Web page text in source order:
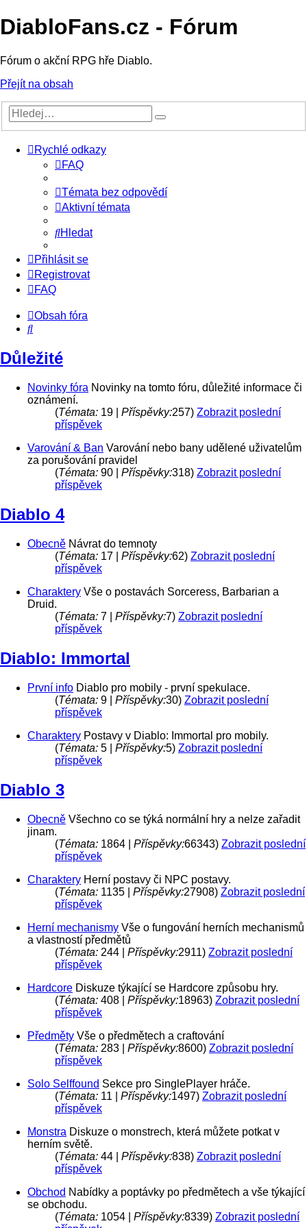
DiabloFans.cz - Fórum
Fórum o akční RPG hře Diablo.
Přejít na obsah
Rychlé odkazy
FAQ
Témata bez odpovědí
Aktivní témata
Hledat
Přihlásit se
Registrovat
FAQ
Obsah fóra
Hledat
Důležité
Novinky fóra Novinky na tomto fóru, důležité informace či
oznámení.
(Témata: 19 | Příspěvky:257) Zobrazit poslední
příspěvek
Varování & Ban Varování nebo bany udělené uživatelům
za porušování pravidel
(Témata: 90 | Příspěvky:318) Zobrazit poslední
příspěvek
Diablo 4
Obecně Návrat do temnoty
(Témata: 17 | Příspěvky:62) Zobrazit poslední
příspěvek
Charaktery Vše o postavách Sorceress, Barbarian a
Druid.
(Témata: 7 | Příspěvky:7) Zobrazit poslední
příspěvek
Diablo: Immortal
První info Diablo pro mobily - první spekulace.
(Témata: 9 | Příspěvky:30) Zobrazit poslední
příspěvek
Charaktery Postavy v Diablo: Immortal pro mobily.
(Témata: 5 | Příspěvky:5) Zobrazit poslední
příspěvek
Diablo 3
Obecně Všechno co se týká normální hry a nelze zařadit
jinam.
(Témata: 1864 | Příspěvky:66343) Zobrazit poslední
příspěvek
Charaktery Herní postavy či NPC postavy.
(Témata: 1135 | Příspěvky:27908) Zobrazit poslední
příspěvek
Herní mechanismy Vše o fungování herních mechanismů
a vlastností předmětů
(Témata: 244 | Příspěvky:2911) Zobrazit poslední
příspěvek
Hardcore Diskuze týkající se Hardcore způsobu hry.
(Témata: 408 | Příspěvky:18963) Zobrazit poslední
příspěvek
Předměty Vše o předmětech a craftování
(Témata: 283 | Příspěvky:8600) Zobrazit poslední
příspěvek
Solo Selffound Sekce pro SinglePlayer hráče.
(Témata: 11 | Příspěvky:1497) Zobrazit poslední
příspěvek
Monstra Diskuze o monstrech, která můžete potkat v
herním světě.
(Témata: 44 | Příspěvky:838) Zobrazit poslední
příspěvek
Obchod Nabídky a poptávky po předmětech a vše týkající
se obchodu.
(Témata: 1054 | Příspěvky:8339) Zobrazit poslední